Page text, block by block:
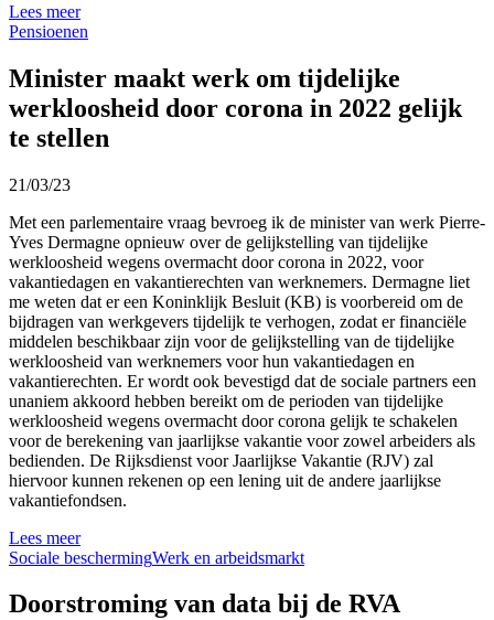
Lees meer
Pensioenen
Minister maakt werk om tijdelijke
werkloosheid door corona in 2022 gelijk
te stellen
21/03/23
Met een parlementaire vraag bevroeg ik de minister van werk Pierre-
Yves Dermagne opnieuw over de gelijkstelling van tijdelijke
werkloosheid wegens overmacht door corona in 2022, voor
vakantiedagen en vakantierechten van werknemers. Dermagne liet
me weten dat er een Koninklijk Besluit (KB) is voorbereid om de
bijdragen van werkgevers tijdelijk te verhogen, zodat er financiële
middelen beschikbaar zijn voor de gelijkstelling van de tijdelijke
werkloosheid van werknemers voor hun vakantiedagen en
vakantierechten. Er wordt ook bevestigd dat de sociale partners een
unaniem akkoord hebben bereikt om de perioden van tijdelijke
werkloosheid wegens overmacht door corona gelijk te schakelen
voor de berekening van jaarlijkse vakantie voor zowel arbeiders als
bedienden. De Rijksdienst voor Jaarlijkse Vakantie (RJV) zal
hiervoor kunnen rekenen op een lening uit de andere jaarlijkse
vakantiefondsen.
Lees meer
Sociale beschermingWerk en arbeidsmarkt
Doorstroming van data bij de RVA